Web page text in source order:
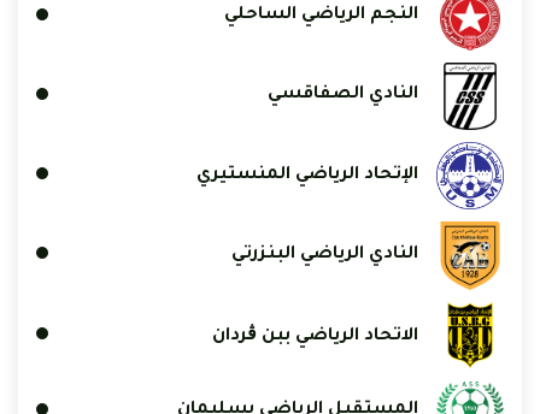
النجم الرياضي الساحلي
النادي الصفاقسي
الإتحاد الرياضي المنستيري
النادي الرياضي البنزرتي
الاتحاد الرياضي ببن ڨردان